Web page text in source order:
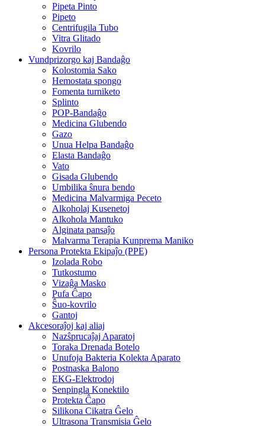
Pipeta Pinto
Pipeto
Centrifugila Tubo
Vitra Glitado
Kovrilo
Vundprizorgo kaj Bandaĝo
Kolostomia Sako
Hemostata spongo
Fomenta turniketo
Splinto
POP-Bandaĝo
Medicina Glubendo
Gazo
Unua Helpa Bandaĝo
Elasta Bandaĝo
Vato
Gisada Glubendo
Umbilika ŝnura bendo
Medicina Malvarmiga Peceto
Alkoholaj Kusenetoj
Alkohola Mantuko
Alginata pansaĵo
Malvarma Terapia Kunprema Maniko
Persona Protekta Ekipaĵo (PPE)
Izolada Robo
Tutkostumo
Vizaĝa Masko
Pufa Ĉapo
Ŝuo-kovrilo
Gantoj
Akcesoraĵoj kaj aliaj
Nazŝprucaĵaj Aparatoj
Toraka Drenada Botelo
Unufoja Bakteria Kolekta Aparato
Postnaska Balono
EKG-Elektrodoj
Senpingla Konektilo
Protekta Ĉapo
Silikona Cikatra Ĝelo
Ultrasona Transmisia Ĝelo